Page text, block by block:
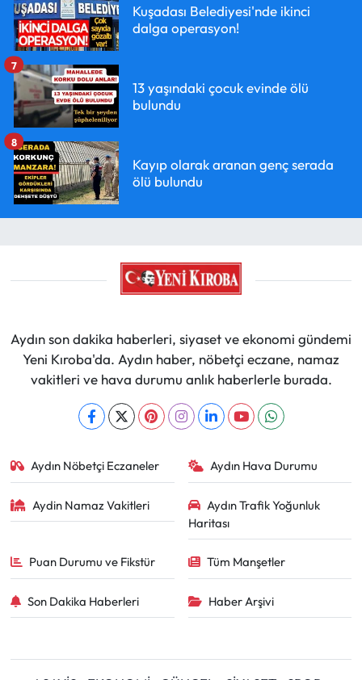
Kuşadası Belediyesi'nde ikinci
dalga operasyon!
13 yaşındaki çocuk evinde ölü
bulundu
7
Kayıp olarak aranan genç serada
ölü bulundu
8
Aydın son dakika haberleri, siyaset ve ekonomi gündemi
Yeni Kıroba'da. Aydın haber, nöbetçi eczane, namaz
vakitleri ve hava durumu anlık haberlerle burada.
Aydın Nöbetçi Eczaneler Aydın Hava Durumu
Aydin Namaz Vakitleri
Aydın Trafik Yoğunluk
Haritası
Puan Durumu ve Fikstür Tüm Manşetler
Son Dakika Haberleri Haber Arşivi